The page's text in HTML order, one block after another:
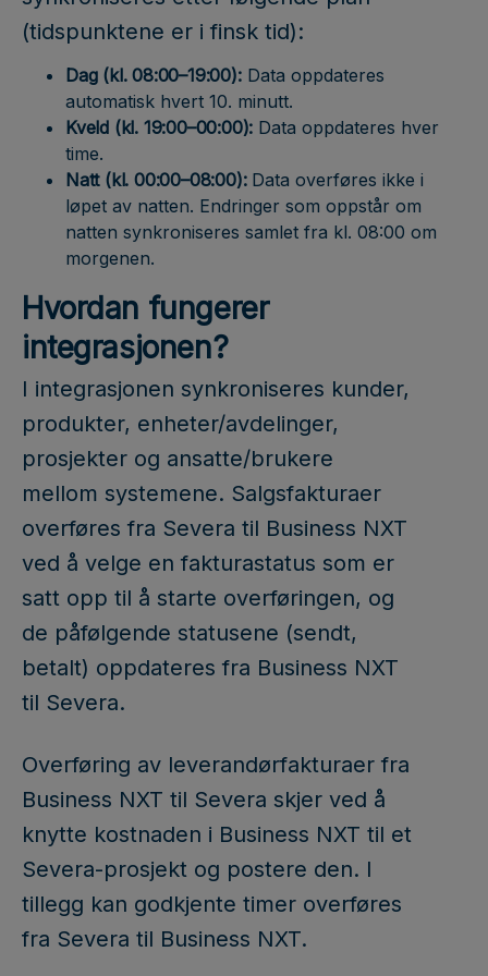
(tidspunktene er i finsk tid):
Dag (kl. 08:00–19:00):Data oppdateres
automatisk hvert 10. minutt.
Kveld (kl. 19:00–00:00): Data oppdateres hver
time.
Natt (kl. 00:00–08:00):Data overføres ikke i
løpet av natten. Endringer som oppstår om
natten synkroniseres samlet fra kl. 08:00 om
morgenen.
Hvordan fungerer
integrasjonen?
I integrasjonen synkroniseres kunder,
produkter, enheter/avdelinger,
prosjekter og ansatte/brukere
mellom systemene. Salgsfakturaer
overføres fra Severa til Business NXT
ved å velge en fakturastatus som er
satt opp til å starte overføringen, og
de påfølgende statusene (sendt,
betalt) oppdateres fra Business NXT
til Severa.
Overføring av leverandørfakturaer fra
Business NXT til Severa skjer ved å
knytte kostnaden i Business NXT til et
Severa-prosjekt og postere den. I
tillegg kan godkjente timer overføres
fra Severa til Business NXT.